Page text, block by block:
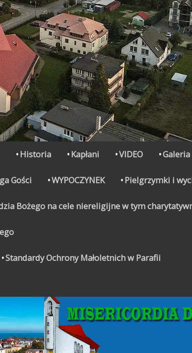
Historia Kapłani VIDEO Galeria
Gości WYPOCZYNEK Pielgrzymki i
Bożego na cele niereligijne w tym
Standardy Ochrony Małoletnich w Parafii
Gazetka